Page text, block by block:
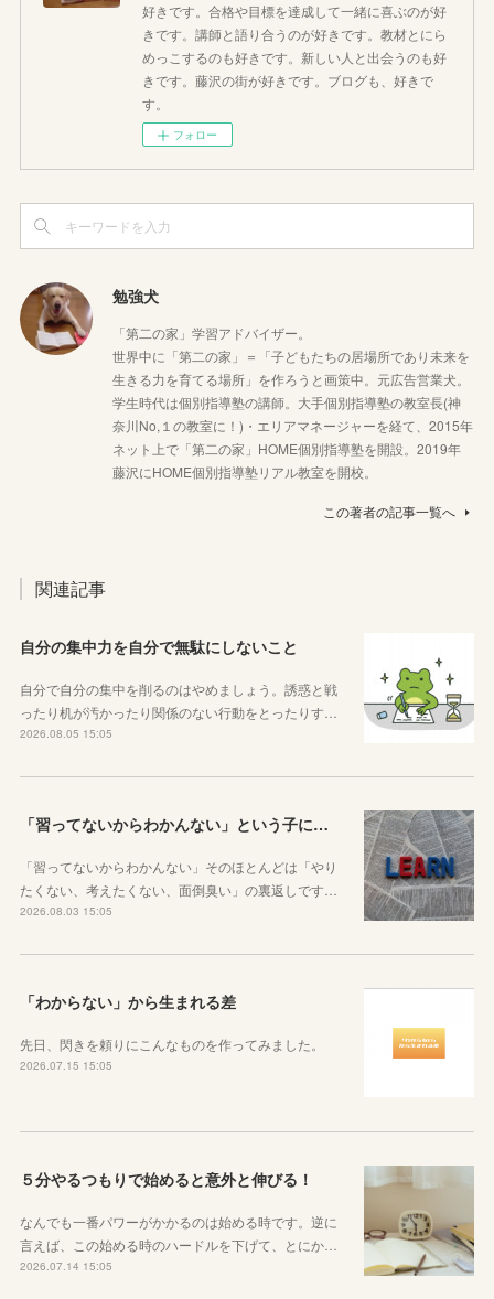
好きです。合格や目標を達成して一緒に喜ぶのが好
きです。講師と語り合うのが好きです。教材とにら
めっこするのも好きです。新しい人と出会うのも好
きです。藤沢の街が好きです。ブログも、好きで
す。
フォロー
勉強犬
「第二の家」学習アドバイザー。
世界中に「第二の家」＝「子どもたちの居場所であり未来を
生きる力を育てる場所」を作ろうと画策中。元広告営業犬。
学生時代は個別指導塾の講師。大手個別指導塾の教室長(神
奈川No,１の教室に！)・エリアマネージャーを経て、2015年
ネット上で「第二の家」HOME個別指導塾を開設。2019年
藤沢にHOME個別指導塾リアル教室を開校。
この著者の記事一覧へ
関連記事
自分の集中力を自分で無駄にしないこと
自分で自分の集中を削るのはやめましょう。誘惑と戦
ったり机が汚かったり関係のない行動をとったりす…
2026.08.05 15:05
「習ってないからわかんない」という子に伝えたい、勉強しようと思ったらその方法はいくらでもあるということ
「習ってないからわかんない」そのほとんどは「やり
たくない、考えたくない、面倒臭い」の裏返しです…
2026.08.03 15:05
「わからない」から生まれる差
先日、閃きを頼りにこんなものを作ってみました。
2026.07.15 15:05
５分やるつもりで始めると意外と伸びる！
なんでも一番パワーがかかるのは始める時です。逆に
言えば、この始める時のハードルを下げて、とにか…
2026.07.14 15:05